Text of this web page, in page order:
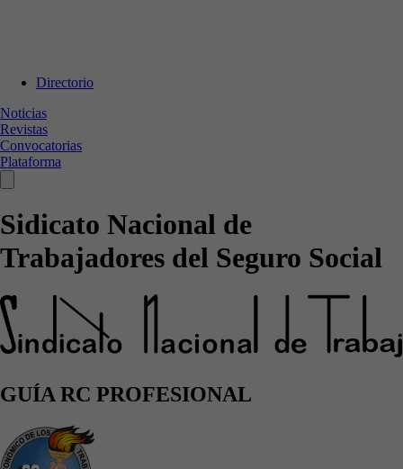
Directorio
Noticias
Revistas
Convocatorias
Plataforma
Sidicato Nacional de
Trabajadores del Seguro Social
GUÍA RC PROFESIONAL